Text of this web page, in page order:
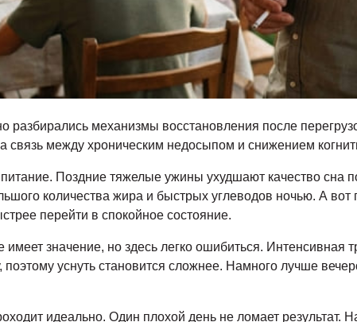
разбирались механизмы восстановления после
связь между хроническим недосыпом и снижением
Поздние тяжелые ужины ухудшают качество сна
количества жира и быстрых углеводов ночью. А
перейти в спокойное состояние.
имеет значение, но здесь легко ошибиться. Интенсивная
поэтому уснуть становится сложнее. Намного лучше
идеально. Один плохой день не ломает результат.